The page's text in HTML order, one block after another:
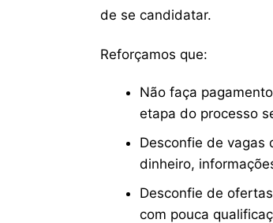
de se candidatar.
Reforçamos que:
Não faça
etapa do processo
Desconfie de vagas
dinheiro,
Desconfie de
com pouca